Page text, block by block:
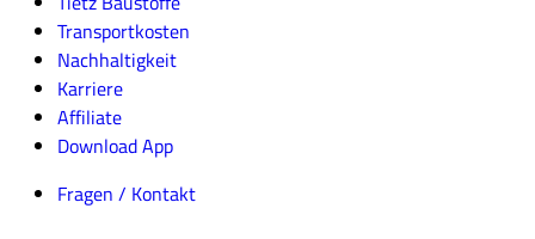
Transportkosten
Nachhaltigkeit
Karriere
Affiliate
Download App
Fragen / Kontakt